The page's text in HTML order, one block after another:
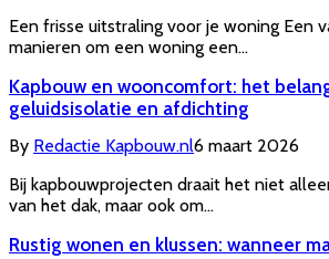
Een frisse uitstraling voor je woning Een
manieren om een woning een…
Kapbouw en wooncomfort: het
geluidsisolatie en afdichting
By Redactie Kapbouw.nl6 maart 2026
Bij kapbouwprojecten draait het niet
van het dak, maar ook om…
Rustig wonen en klussen: wanneer